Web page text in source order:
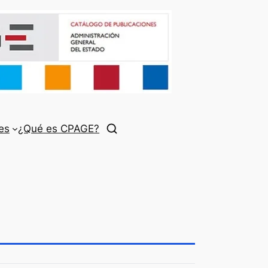
¿Qué es CPAGE?